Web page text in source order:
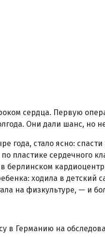
сердца. Первую
Они дали шанс, но
года, стало ясно:
пластике сердечного
берлинском
ходила в детский
на физкультуре, — и
в Германию на